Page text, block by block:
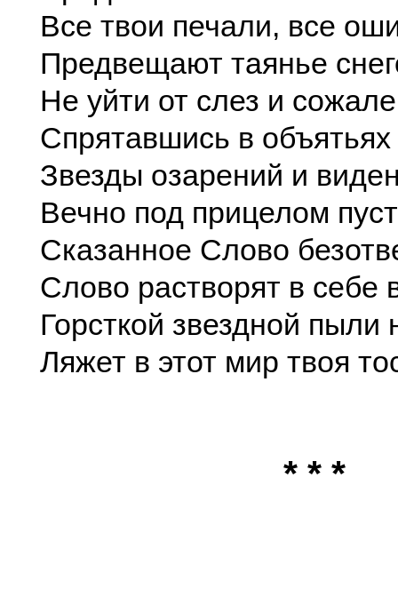
Все твои печали, все
Предвещают таянье
Не уйти от слез и
Спрятавшись в
Звезды озарений и
Вечно под прицелом
Сказанное Слово
Слово растворят в себе
Горсткой звездной пыли
Ляжет в этот мир твоя
* * *